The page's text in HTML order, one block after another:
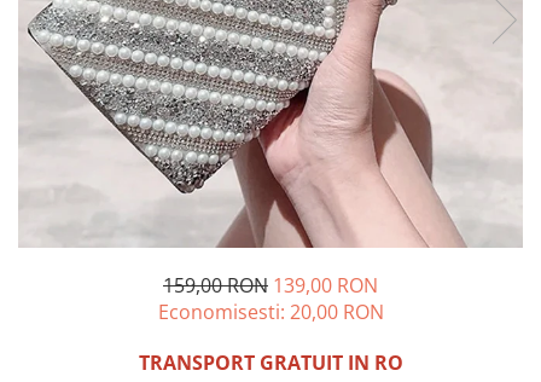
Incaltamine primavara-vara piele
Imbracaminte
Camasi si topuri
Blugi si pantaloni
Fuste
Pulovere si cardigane
159,00 RON 139,00 RON
Economisesti: 20,00 RON
TRANSPORT GRATUIT IN RO